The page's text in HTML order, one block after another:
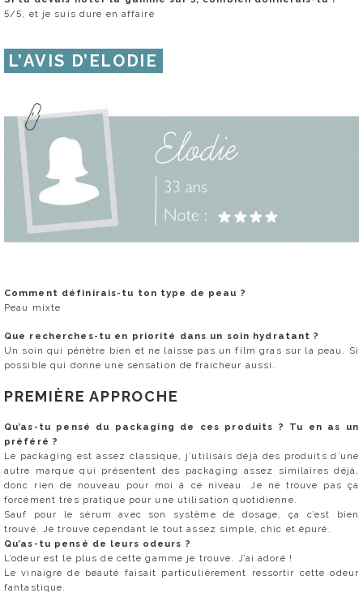
5/5, et je suis dure en affaire
L’AVIS D’ELODIE
Comment définirais-tu ton type de peau ?
Peau mixte
Que recherches-tu en priorité dans un soin hydratant ?
Un soin qui pénètre bien et ne laisse pas un film gras sur la peau. Si
possible qui donne une sensation de fraicheur aussi.
PREMIÈRE APPROCHE
Qu’as-tu pensé du packaging de ces produits ? Tu en as un
préféré ?
Le packaging est assez classique, j’utilisais déjà des produits d’une
autre marque qui présentent des packaging assez similaires déjà,
donc rien de nouveau pour moi à ce niveau. Je ne trouve pas ça
forcément très pratique pour une utilisation quotidienne.
Sauf pour le sérum avec son système de dosage, ça c’est bien
trouvé. Je trouve cependant le tout assez simple, chic et épuré.
Qu’as-tu pensé de leurs odeurs ?
L’odeur est le plus de cette gamme je trouve. J’ai adoré !
Le vinaigre de beauté faisait particulièrement ressortir cette odeur
fantastique.